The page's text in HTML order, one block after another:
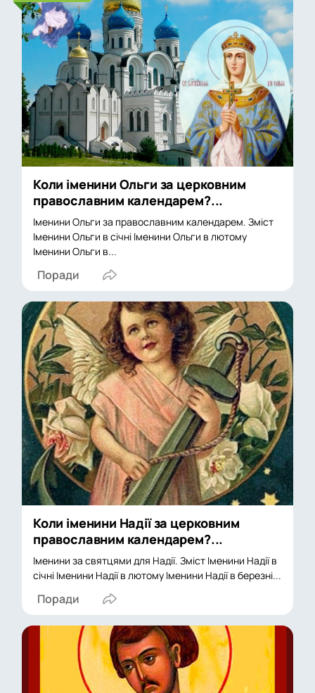
Коли іменини Ольги за церковним
православним календарем?...
Іменини Ольги за православним календарем. Зміст
Іменини Ольги в січні Іменини Ольги в лютому
Іменини Ольги в...
Поради
Коли іменини Надії за церковним
православним календарем?...
Іменини за святцями для Надії. Зміст Іменини Надії в
січні Іменини Надії в лютому Іменини Надії в березні...
Поради